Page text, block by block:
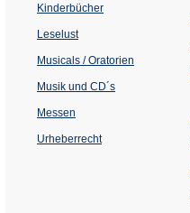
Kinderbücher
Leselust
Musicals / Oratorien
Musik und CD´s
Messen
Urheberrecht